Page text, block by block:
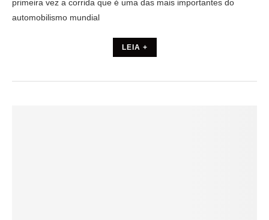
primeira vez a corrida que é uma das mais importantes do
automobilismo mundial
LEIA +